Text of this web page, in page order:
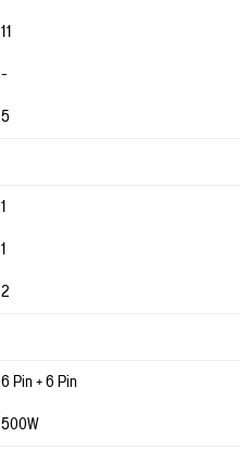
11
-
5
1
1
2
6 Pin + 6 Pin
500W